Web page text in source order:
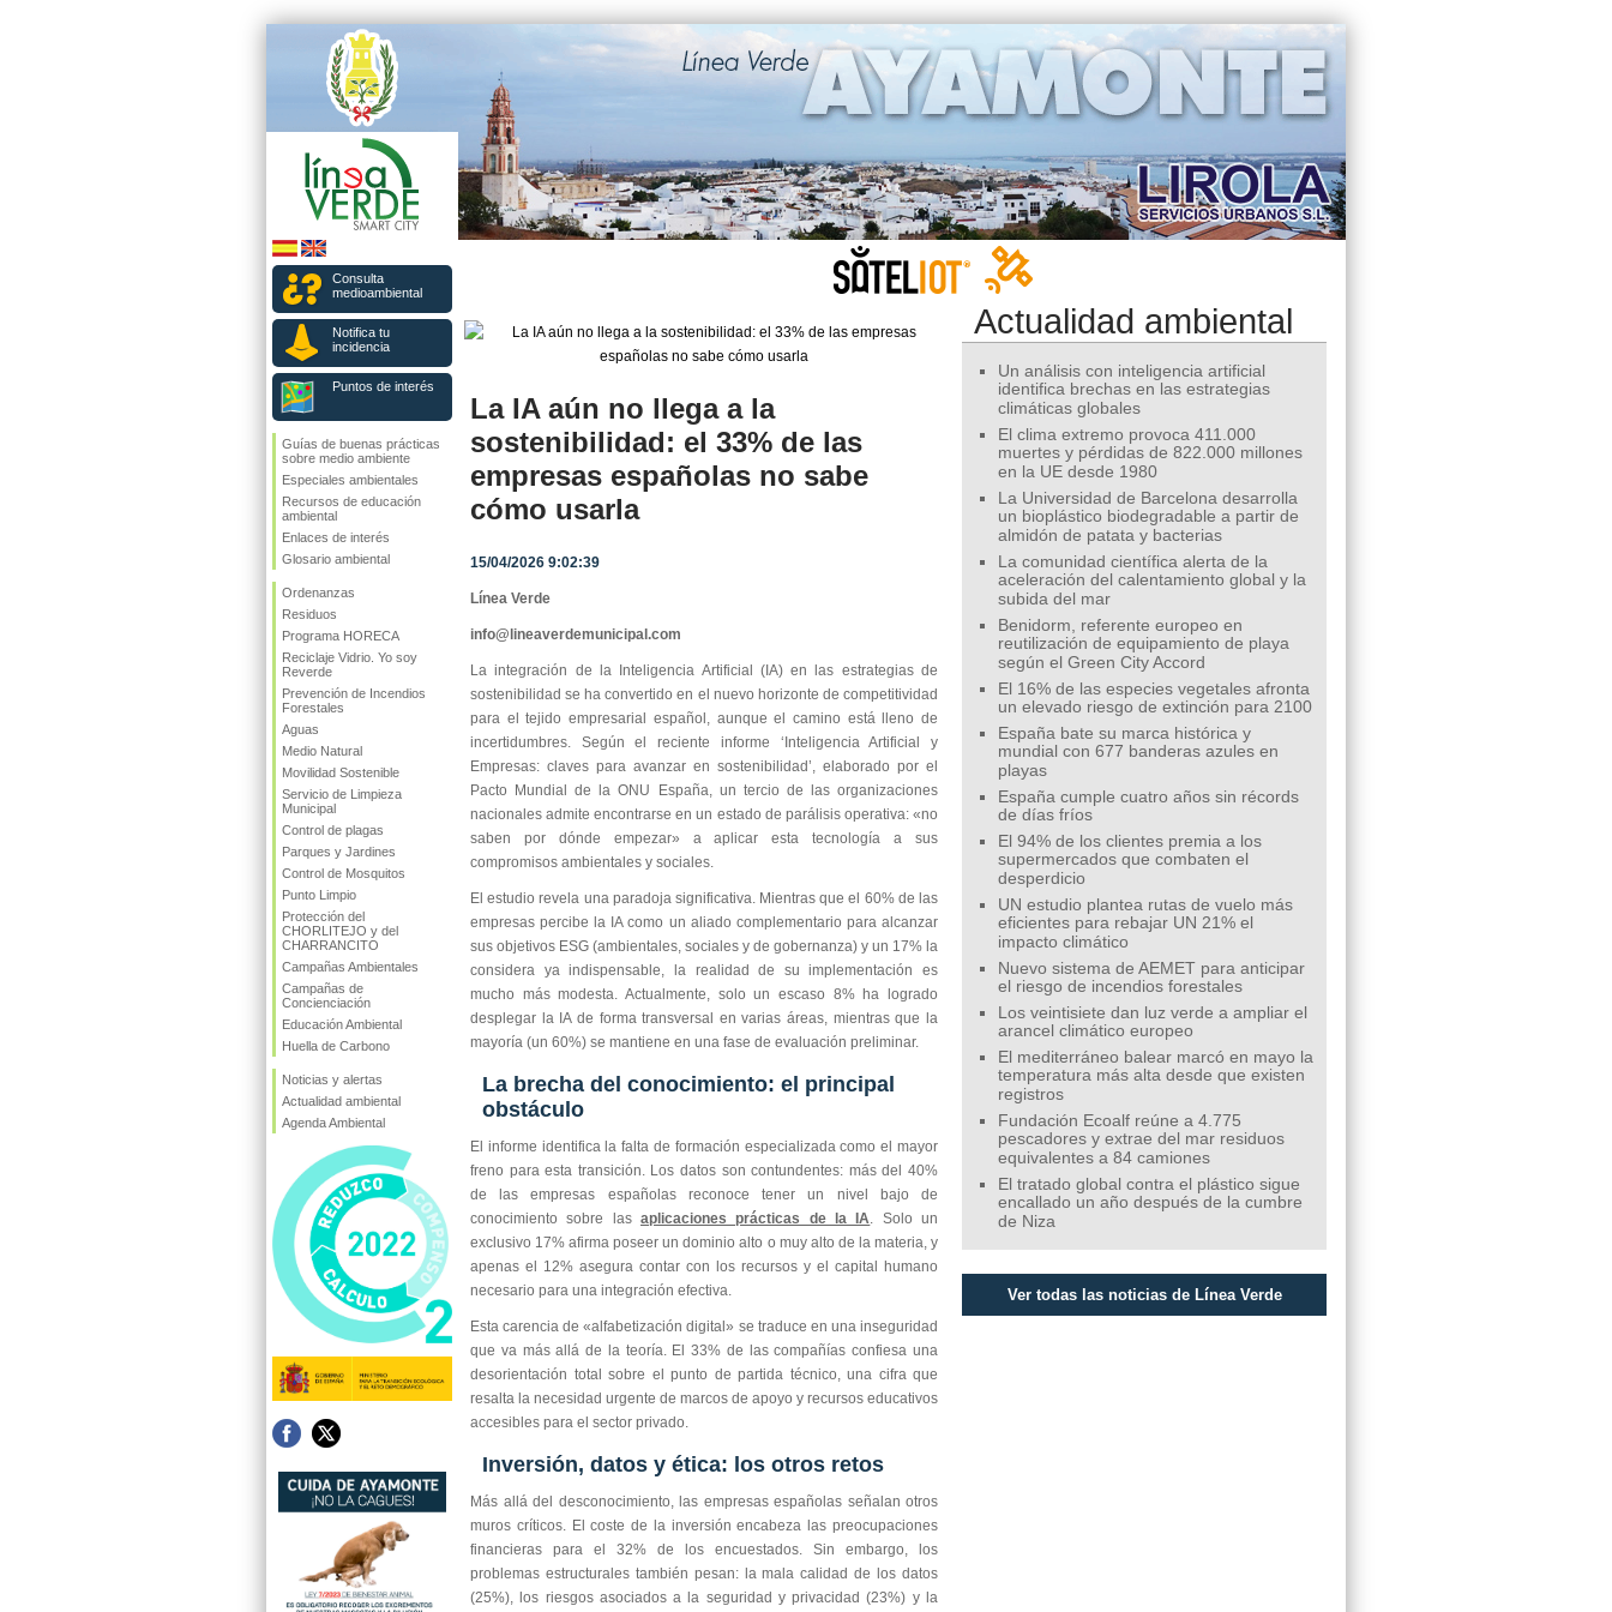
Consulta
medioambiental
Notifica tu
incidencia
Puntos de interés
Guías de buenas prácticas
sobre medio ambiente
Especiales ambientales
Recursos de educación
ambiental
Enlaces de interés
Glosario ambiental
Ordenanzas
Residuos
Programa HORECA
Reciclaje Vidrio. Yo soy
Reverde
Prevención de Incendios
Forestales
Aguas
Medio Natural
Movilidad Sostenible
Servicio de Limpieza
Municipal
Control de plagas
Parques y Jardines
Control de Mosquitos
Punto Limpio
Protección del
CHORLITEJO y del
CHARRANCITO
Campañas Ambientales
Campañas de
Concienciación
Educación Ambiental
Huella de Carbono
Noticias y alertas
Actualidad ambiental
Agenda Ambiental
La IA aún no llega a la
sostenibilidad: el 33% de las
empresas españolas no sabe
cómo usarla
15/04/2026 9:02:39
Línea Verde
info@lineaverdemunicipal.com
La integración de la Inteligencia Artificial (IA) en las estrategias de
sostenibilidad se ha convertido en el nuevo horizonte de competitividad
para el tejido empresarial español, aunque el camino está lleno de
incertidumbres. Según el reciente informe ‘Inteligencia Artificial y
Empresas: claves para avanzar en sostenibilidad’, elaborado por el
Pacto Mundial de la ONU España, un tercio de las organizaciones
nacionales admite encontrarse en un estado de parálisis operativa: «no
saben por dónde empezar» a aplicar esta tecnología a sus
compromisos ambientales y sociales.
El estudio revela una paradoja significativa. Mientras que el 60% de las
empresas percibe la IA como un aliado complementario para alcanzar
sus objetivos ESG (ambientales, sociales y de gobernanza) y un 17% la
considera ya indispensable, la realidad de su implementación es
mucho más modesta. Actualmente, solo un escaso 8% ha logrado
desplegar la IA de forma transversal en varias áreas, mientras que la
mayoría (un 60%) se mantiene en una fase de evaluación preliminar.
La brecha del conocimiento: el principal
obstáculo
El informe identifica la falta de formación especializada como el mayor
freno para esta transición. Los datos son contundentes: más del 40%
de las empresas españolas reconoce tener un nivel bajo de
conocimiento sobre las aplicaciones prácticas de la IA. Solo un
exclusivo 17% afirma poseer un dominio alto o muy alto de la materia, y
apenas el 12% asegura contar con los recursos y el capital humano
necesario para una integración efectiva.
Esta carencia de «alfabetización digital» se traduce en una inseguridad
que va más allá de la teoría. El 33% de las compañías confiesa una
desorientación total sobre el punto de partida técnico, una cifra que
resalta la necesidad urgente de marcos de apoyo y recursos educativos
accesibles para el sector privado.
Inversión, datos y ética: los otros retos
Más allá del desconocimiento, las empresas españolas señalan otros
muros críticos. El coste de la inversión encabeza las preocupaciones
financieras para el 32% de los encuestados. Sin embargo, los
problemas estructurales también pesan: la mala calidad de los datos
(25%), los riesgos asociados a la seguridad y privacidad (23%) y la
Actualidad ambiental
Un análisis con inteligencia artificial
identifica brechas en las estrategias
climáticas globales
El clima extremo provoca 411.000
muertes y pérdidas de 822.000 millones
en la UE desde 1980
La Universidad de Barcelona desarrolla
un bioplástico biodegradable a partir de
almidón de patata y bacterias
La comunidad científica alerta de la
aceleración del calentamiento global y la
subida del mar
Benidorm, referente europeo en
reutilización de equipamiento de playa
según el Green City Accord
El 16% de las especies vegetales afronta
un elevado riesgo de extinción para 2100
España bate su marca histórica y
mundial con 677 banderas azules en
playas
España cumple cuatro años sin récords
de días fríos
El 94% de los clientes premia a los
supermercados que combaten el
desperdicio
UN estudio plantea rutas de vuelo más
eficientes para rebajar UN 21% el
impacto climático
Nuevo sistema de AEMET para anticipar
el riesgo de incendios forestales
Los veintisiete dan luz verde a ampliar el
arancel climático europeo
El mediterráneo balear marcó en mayo la
temperatura más alta desde que existen
registros
Fundación Ecoalf reúne a 4.775
pescadores y extrae del mar residuos
equivalentes a 84 camiones
El tratado global contra el plástico sigue
encallado un año después de la cumbre
de Niza
Ver todas las noticias de Línea Verde